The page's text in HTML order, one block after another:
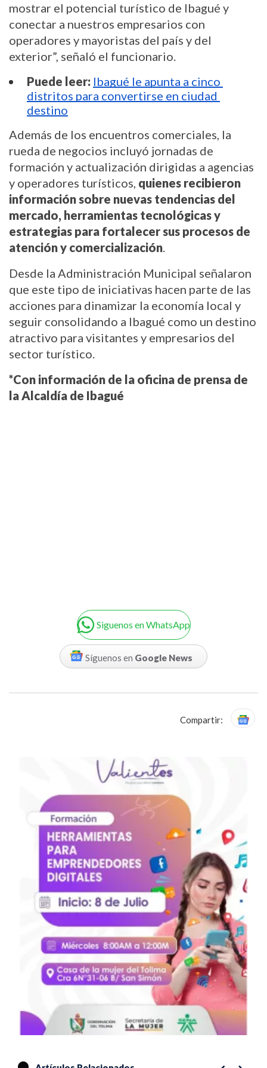
mostrar el potencial turístico de Ibagué y
conectar a nuestros empresarios con
operadores y mayoristas del país y del
exterior”, señaló el funcionario.
Puede leer: Ibagué le apunta a cinco
distritos para convertirse en ciudad
destino
Además de los encuentros comerciales, la
rueda de negocios incluyó jornadas de
formación y actualización dirigidas a agencias
y operadores turísticos, quienes recibieron
información sobre nuevas tendencias del
mercado, herramientas tecnológicas y
estrategias para fortalecer sus procesos de
atención y comercialización.
Desde la Administración Municipal señalaron
que este tipo de iniciativas hacen parte de las
acciones para dinamizar la economía local y
seguir consolidando a Ibagué como un destino
atractivo para visitantes y empresarios del
sector turístico.
*Con información de la oficina de prensa de
la Alcaldía de Ibagué
Siguenos en WhatsApp
Síguenos en Google News
Compartir: